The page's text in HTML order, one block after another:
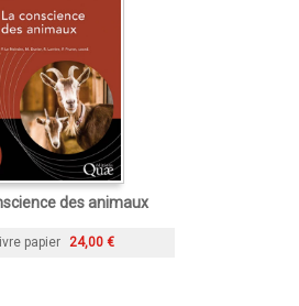
des animaux
papier 24,00 €